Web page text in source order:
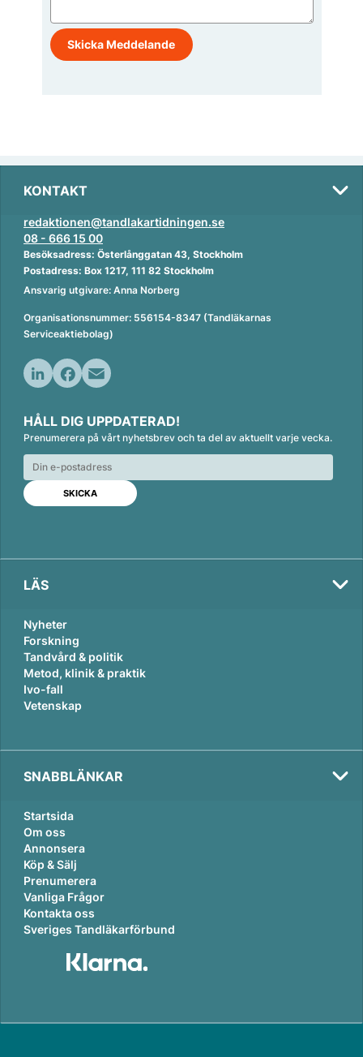
KONTAKT
redaktionen@tandlakartidningen.se
08 - 666 15 00
Besöksadress: Österlånggatan 43, Stockholm
Postadress: Box 1217, 111 82 Stockholm
Ansvarig utgivare: Anna Norberg
Organisationsnummer: 556154-8347 (Tandläkarnas
Serviceaktiebolag)
n
k
e
d
n
c
e
b
o
o
k
a
i
l
HÅLL DIG UPPDATERAD!
Prenumerera på vårt nyhetsbrev och ta del av aktuellt varje vecka.
LÄS
Nyheter
Forskning
Tandvård & politik
Metod, klinik & praktik
Ivo-fall
Vetenskap
SNABBLÄNKAR
Startsida
Om oss
Annonsera
Köp & Sälj
Prenumerera
Vanliga Frågor
Kontakta oss
Sveriges Tandläkarförbund